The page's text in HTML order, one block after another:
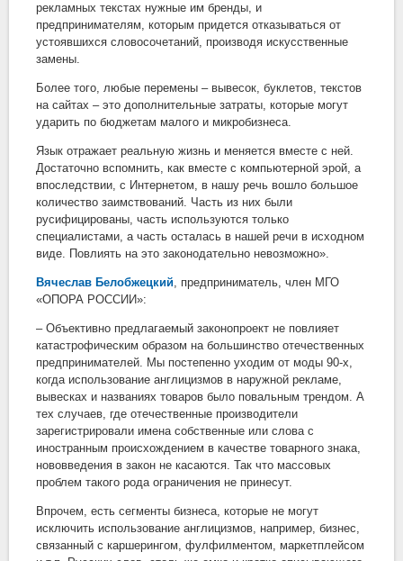
рекламных текстах нужные им бренды, и
предпринимателям, которым придется отказываться от
устоявшихся словосочетаний, производя искусственные
замены.
Более того, любые перемены – вывесок, буклетов, текстов
на сайтах – это дополнительные затраты, которые могут
ударить по бюджетам малого и микробизнеса.
Язык отражает реальную жизнь и меняется вместе с ней.
Достаточно вспомнить, как вместе с компьютерной эрой, а
впоследствии, с Интернетом, в нашу речь вошло большое
количество заимствований. Часть из них были
русифицированы, часть используются только
специалистами, а часть осталась в нашей речи в исходном
виде. Повлиять на это законодательно невозможно».
Вячеслав Белобжецкий, предприниматель, член МГО
«ОПОРА РОССИИ»:
– Объективно предлагаемый законопроект не повлияет
катастрофическим образом на большинство отечественных
предпринимателей. Мы постепенно уходим от моды 90-х,
когда использование англицизмов в наружной рекламе,
вывесках и названиях товаров было повальным трендом. А
тех случаев, где отечественные производители
зарегистрировали имена собственные или слова с
иностранным происхождением в качестве товарного знака,
нововведения в закон не касаются. Так что массовых
проблем такого рода ограничения не принесут.
Впрочем, есть сегменты бизнеса, которые не могут
исключить использование англицизмов, например, бизнес,
связанный с каршерингом, фулфилментом, маркетплейсом